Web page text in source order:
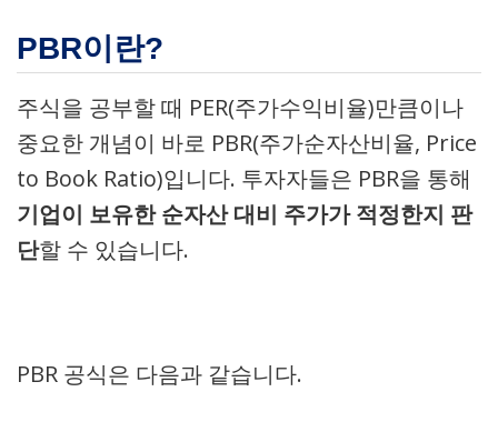
PBR이란?
주식을 공부할 때 PER(주가수익비율)만큼이나
중요한 개념이 바로 PBR(주가순자산비율, Price
to Book Ratio)입니다. 투자자들은 PBR을 통해
기업이 보유한 순자산 대비 주가가 적정한지 판
단할 수 있습니다.
PBR 공식은 다음과 같습니다.